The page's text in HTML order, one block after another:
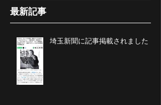
最新記事
埼玉新聞に記事掲載されました